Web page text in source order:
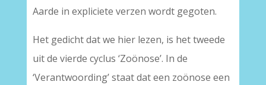
Aarde in expliciete verzen wordt gegoten.
Het gedicht dat we hier lezen, is het tweede
uit de vierde cyclus ‘Zoönose’. In de
‘Verantwoording’ staat dat een zoönose een